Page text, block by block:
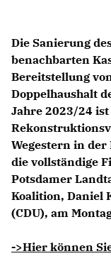
Die Sanierung
benachbarten
Bereitstellung
Doppelhaushalt
Jahre 2023/24
Wegestern in
die vollständige
Potsdamer
Koalition, Daniel
(CDU), am
->Hier können